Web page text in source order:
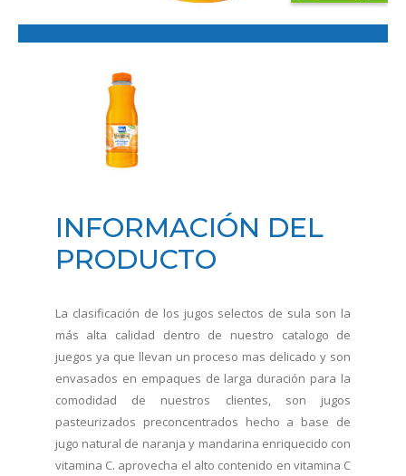
INFORMACIÓN DEL
PRODUCTO
La clasificación de los jugos selectos de sula son la
más alta calidad dentro de nuestro catalogo de
juegos ya que llevan un proceso mas delicado y son
envasados en empaques de larga duración para la
comodidad de nuestros clientes, son jugos
pasteurizados preconcentrados hecho a base de
jugo natural de naranja y mandarina enriquecido con
vitamina C. aprovecha el alto contenido en vitamina C